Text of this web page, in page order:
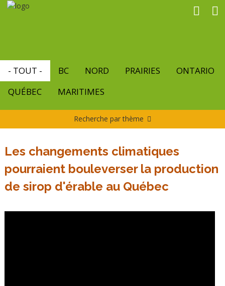
Aller
- TOUT - BC NORD PRAIRIES
ONTARIO
QUÉBEC
MARITIMES
Recherche par thème
Les changements climatiques
pourraient bouleverser la production
de sirop d'érable au Québec